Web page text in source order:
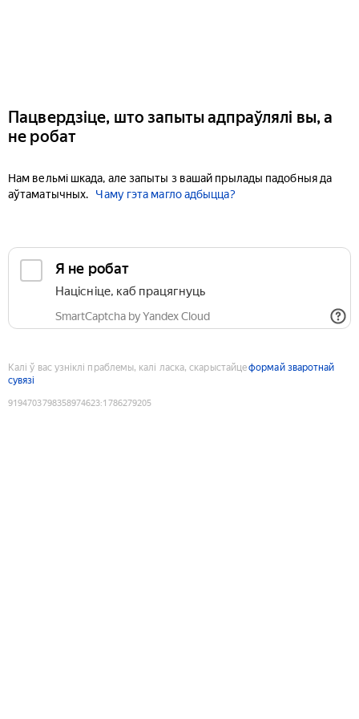
Пацвердзіце, што запыты адпраўлялі вы, а
не робат
Нам вельмі шкада, але запыты з вашай прылады падобныя да
аўтаматычных.
Чаму гэта магло адбыцца?
Я не робат
Націсніце, каб працягнуць
SmartCaptcha by Yandex Cloud
Калі ў вас узніклі праблемы, калі ласка, скарыстайцеформай зваротнай
сувязі
9194703798358974623:1786279205